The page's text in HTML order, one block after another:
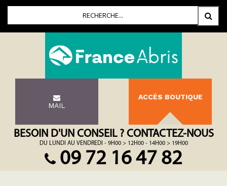
MAIL
ACCÈS BOUTIQUE
BESOIN D'UN CONSEIL ? CONTACTEZ-NOUS
DU LUNDI AU VENDREDI - 9H00 > 12H00 - 14H00 > 19H00
09 72 16 47 82